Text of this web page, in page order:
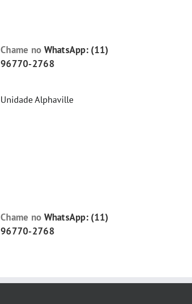
Chame no WhatsApp: (11)
96770-2768
Unidade Alphaville
Chame no WhatsApp: (11)
96770-2768